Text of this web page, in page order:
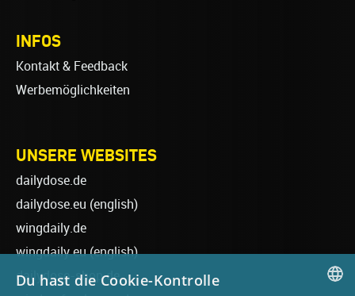
INFOS
Kontakt & Feedback
Werbemöglichkeiten
UNSERE WEBSITES
dailydose.de
dailydose.eu (english)
wingdaily.de
wingdaily.eu(english)
dailydose-shop.de
Du hast die Cookie-Kontrolle